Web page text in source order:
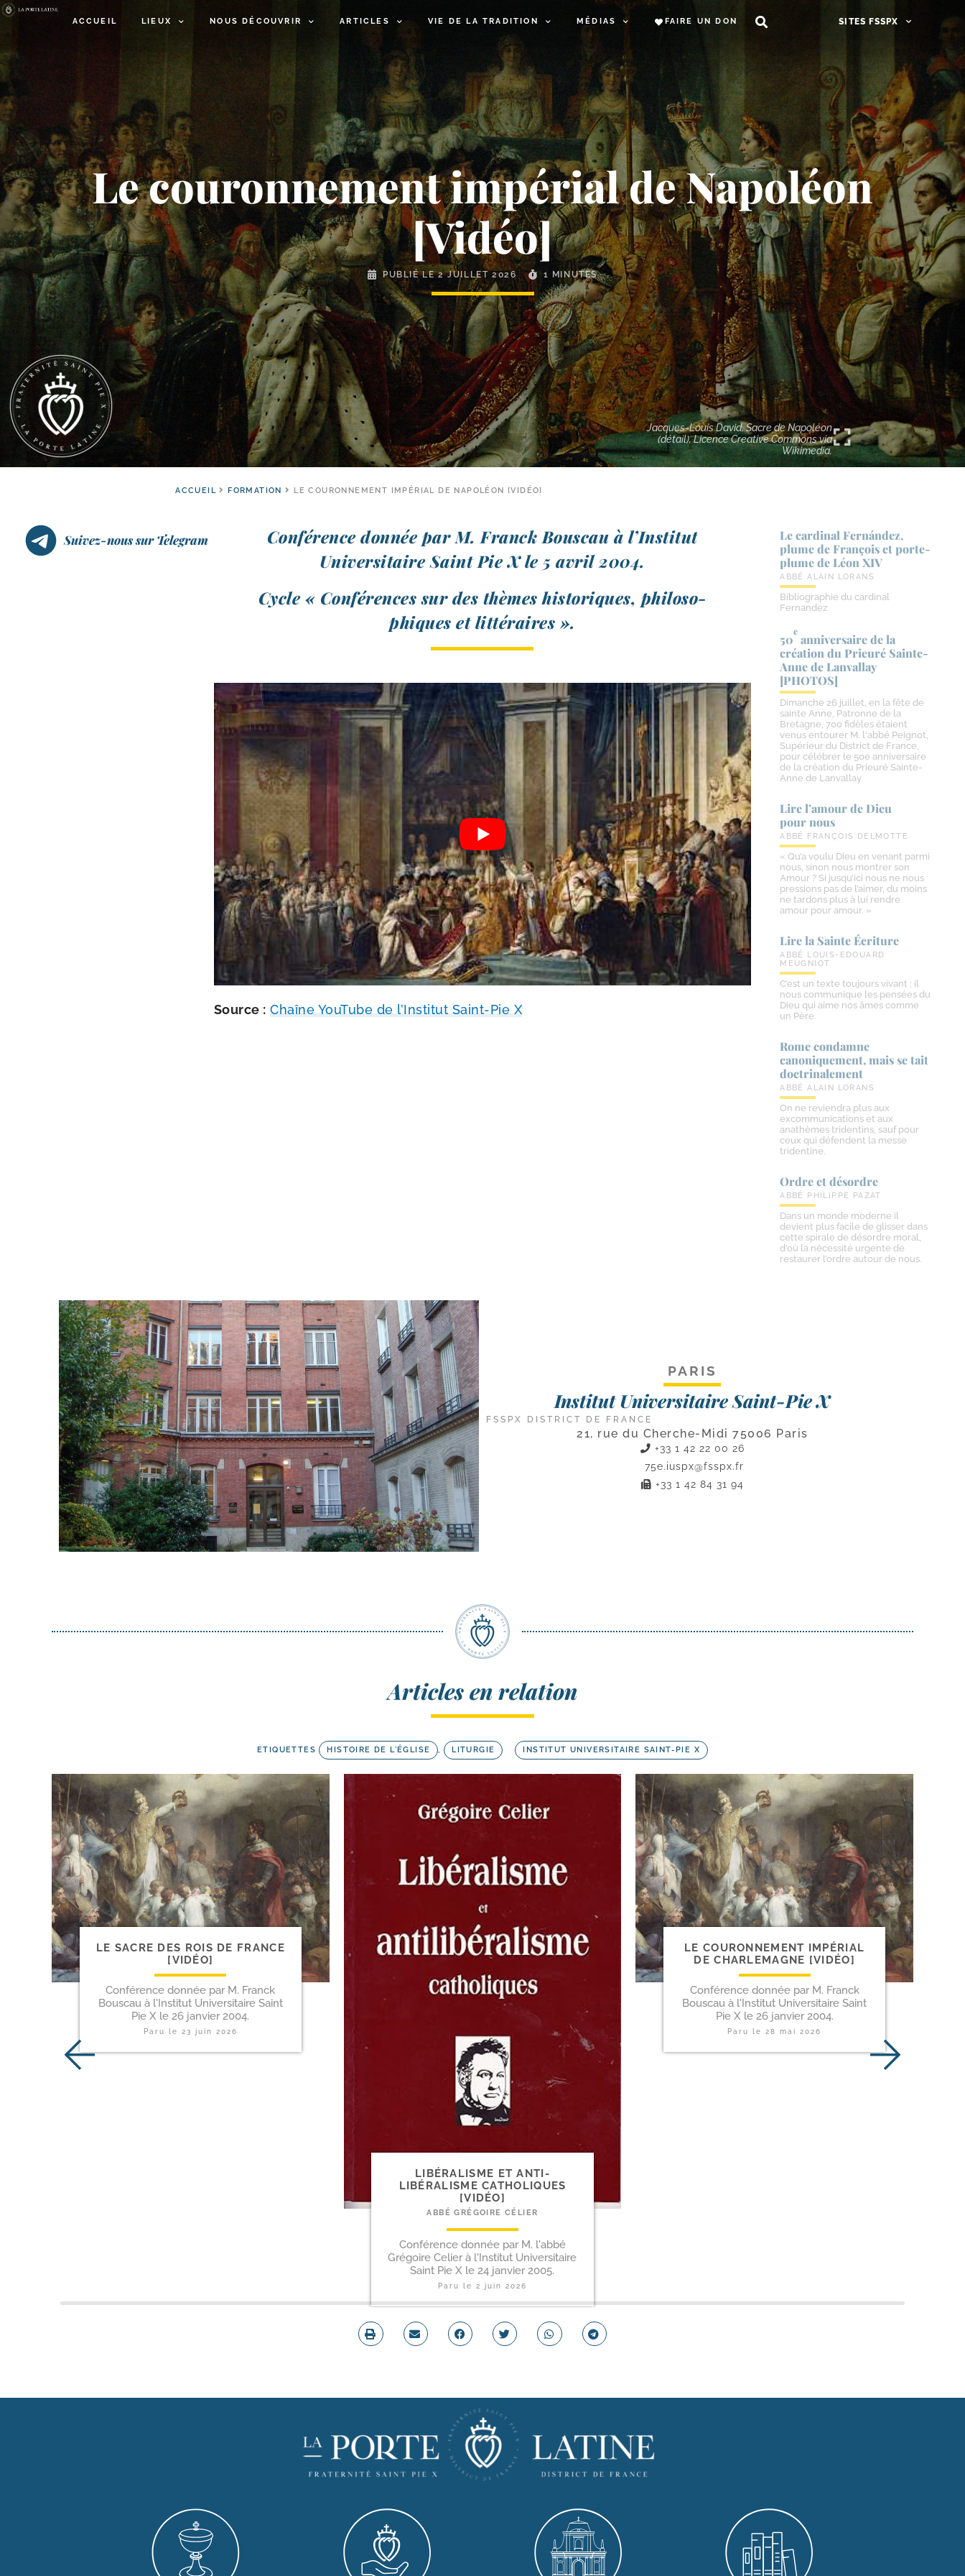
ACCUEIL LIEUX NOUS DÉCOUVRIR ARTICLES VIE DE LA TRADITION MÉDIAS FAIRE UN DON SITES FSSPX
Le couronnement impérial de Napoléon
[Vidéo]
PUBLIÉ LE2 JUILLET 2026 1 MINUTES
Jacques-Louis David, Sacre de Napoléon
(détail), Licence Creative Commons via
Wikimedia.
ACCUEIL FORMATION LE COURONNEMENT IMPÉRIAL DE NAPOLÉON [VIDÉO]
Suivez-nous sur Telegram
Conférence don­née par M. Franck Bouscau à l’Institut
Universitaire Saint Pie X le 5 avril 2004.
Cycle « Conférences sur des thèmes his­to­riques, phi­lo­so­
phiques et littéraires ».
Source : Chaîne YouTube de l’Institut Saint-​Pie X
Le cardinal Fernández,
plume de François et porte-​
plume de Léon XIV
ABBÉ ALAIN LORANS
Bibliographie du cardinal
Fernandez
50
e
anniversaire de la
création du Prieuré Sainte-​
Anne de Lanvallay
[PHOTOS]
Dimanche 26 juillet, en la fête de
sainte Anne, Patronne de la
Bretagne, 700 fidèles étaient
venus entourer M. l'abbé Peignot,
Supérieur du District de France,
pour célébrer le 50e anniversaire
de la création du Prieuré Sainte-
Anne de Lanvallay
Lire l’amour de Dieu
pour nous
ABBÉ FRANÇOIS DELMOTTE
« Qu’a voulu Dieu en venant parmi
nous, sinon nous montrer son
Amour ? Si jusqu’ici nous ne nous
pressions pas de l’aimer, du moins
ne tardons plus à lui rendre
amour pour amour. »
Lire la Sainte Écriture
ABBÉ LOUIS-EDOUARD
MEUGNIOT
C’est un texte toujours vivant ; il
nous communique les pensées du
Dieu qui aime nos âmes comme
un Père.
Rome condamne
canoniquement, mais se tait
doctrinalement
ABBÉ ALAIN LORANS
On ne reviendra plus aux
excommunications et aux
anathèmes tridentins, sauf pour
ceux qui défendent la messe
tridentine.
Ordre et désordre
ABBÉ PHILIPPE PAZAT
Dans un monde moderne il
devient plus facile de glisser dans
cette spirale de désordre moral,
d’où la nécessité urgente de
restaurer l’ordre autour de nous.
PARIS
Institut Universitaire Saint-Pie X
FSSPX DISTRICT DE FRANCE
21, rue du Cherche-Midi 75006 Paris
+33 1 42 22 00 26
75e.iuspx@fsspx.fr
+33 1 42 84 31 94
Articles en relation
ETIQUETTES HISTOIRE DE L'ÉGLISE , LITURGIE INSTITUT UNIVERSITAIRE SAINT-PIE X
LE SACRE DES ROIS DE FRANCE
[VIDÉO]
Conférence donnée par M. Franck
Bouscau à l'Institut Universitaire Saint
Pie X le 26 janvier 2004.
Paru le 23 juin 2026
LIBÉRALISME ET ANTI-​
LIBÉRALISME CATHOLIQUES
[VIDÉO]
ABBÉ GRÉGOIRE CÉLIER
Conférence donnée par M. l'abbé
Grégoire Celier à l'Institut Universitaire
Saint Pie X le 24 janvier 2005.
Paru le 2 juin 2026
LE COURONNEMENT IMPÉRIAL
DE CHARLEMAGNE [VIDÉO]
Conférence donnée par M. Franck
Bouscau à l'Institut Universitaire Saint
Pie X le 26 janvier 2004.
Paru le28 mai 2026